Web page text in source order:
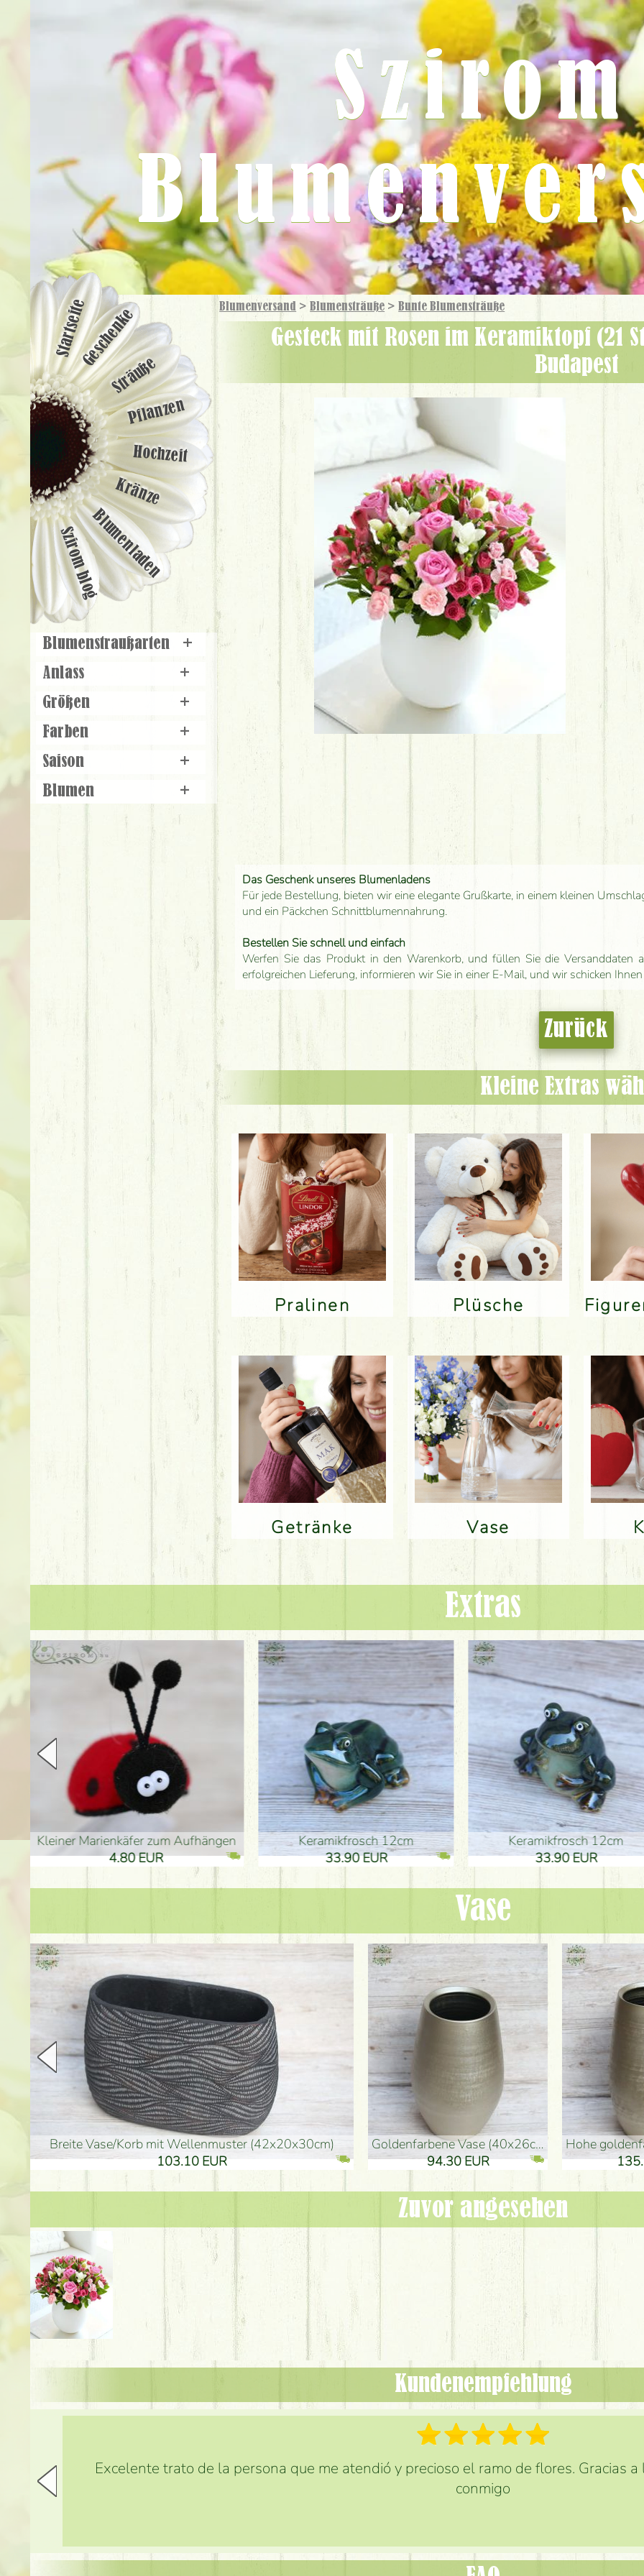
Blumenversand > Blumensträuße > Bunte Blumensträuße
Gesteck mit Rosen im Keramiktopf (21 Stämme) - Blumenlieferung
Budapest
Das Geschenk unseres Blumenladens
Für jede Bestellung, bieten wir eine elegante Grußkarte, in einem kleinen
und ein Päckchen Schnittblumennahrung.
Bestellen Sie schnell und einfach
Werfen Sie das Produkt in den Warenkorb, und füllen Sie die Versanddaten
erfolgreichen Lieferung, informieren wir Sie in einer E-Mail, und wir schicken
Zurück
Kleine Extras
Pralinen Plüsche
Getränke Vase
Szirom
StartseiteGeschenke
Sträuße
Pflanzen
Hochzeit
Kränze
Blumenladen
Szirom blog
Blumenstraußarten
+
Anlass
+
Größen
+
Farben
+
Saison
+
Blumen
+
Extras
Keramikfrosch 12cm
33.90 EUR
Keramikfrosch 12cm
33.90 EUR
Keramikfrosch 12cm
33.90 EUR
Vase
goldenfarbene Vase (40x26cm)
94.30 EUR
hohe goldenfarbene Bodenvase (50x29cm)
135.20 EUR
schwarze Design-Vase (15x20cm)
32.90 EUR
Zuvor angesehen
Kundenempfehlung
Excelente trato de la persona que me atendió y precioso el ramo de flores. Gracias
conmigo